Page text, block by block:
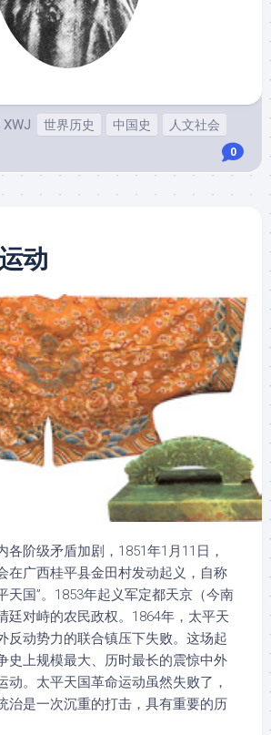
XWJ 世界历史 中国史
人文社会
0
动
各阶级矛盾加剧，1851年1月11日，
在广西桂平县金田村发动起义，自称
天国”。1853年起义军定都天京（今南
廷对峙的农民政权。1864年，太平天
反动势力的联合镇压下失败。这场起
史上规模最大、历时最长的震惊中外
动。太平天国革命运动虽然失败了，
治是一次沉重的打击，具有重要的历